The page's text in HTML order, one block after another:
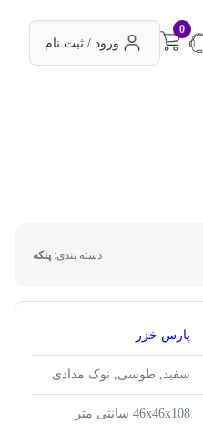
0
ورود / ثبت نام
دسته بندی: پنکه
پارس خزر
سفید, طوسی, نوک مدادی
46x46x108 سانتی متر